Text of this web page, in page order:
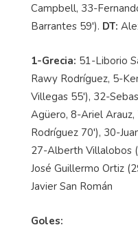
Campbell, 33-
Barrantes 59'). DT:
1-Grecia: 51-Liborio
Rawy Rodríguez, 5-
Villegas 55'), 32-
Agüero, 8-Ariel
Rodríguez 70'), 30-
27-Alberth Villalobos
José Guillermo Ortiz
Javier San Román
Goles: